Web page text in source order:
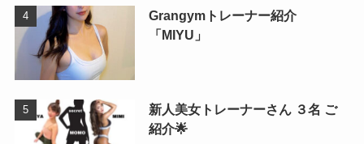
Grangymトレーナー紹介
「MIYU」
新人美女トレーナーさん ３名 ご
紹介🌟